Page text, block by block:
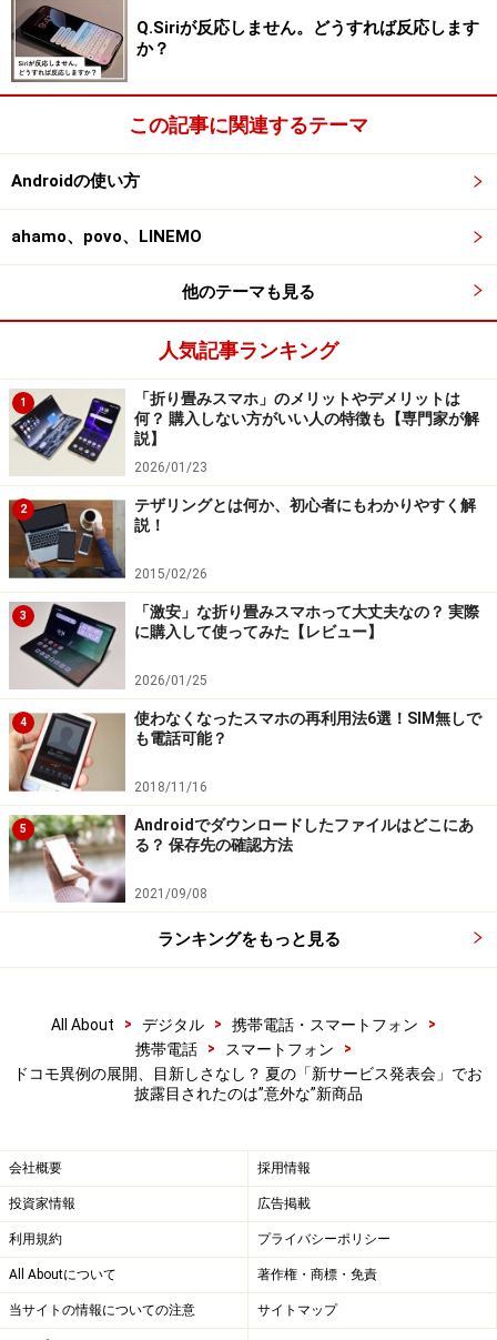
ただ、キャリアやショップとすれば、ガラケーからスマ
ホに乗り換えてくれた方が、毎月の通信料金収入を稼ぐ
ことができる。そのため、「3Gサービスが終わるとガラ
ケーが使えなくなるので、いまこそスマホに乗り換えま
しょう」というアピールをして、スマホへの乗り換えを
後押ししているのだった。
このタイミングまで、ガラケーを使い続けている人に、
スマホに乗り換えてもらうには相当、大変なことだ。そ
や旧・富士通に安価なスマホを作らせることで、ガラケ
ーユーザーにも手に取りやすいように仕向けているの
だ。
まもなく終了する3Gサービスを利用しているユーザーに
対しては2万円以上の割引も適用できる。そのため、2万
2000円程度であっても、ゼロ円で売ることも可能なの
だ。
KDDIやソフトバンクはOPPOやXiaomi、ZTEといった中
国メーカーによる安価なスマホを積極的に採用してい
る。中国メーカーは、安価でかつ高性能なこともあり、
日本でもシェアを伸ばしている。
しかし、NTTドコモの場合、NTTが中国メーカー製のス
マホを採用することに難色を示しているとされている。
そのため、ソニーや旧・富士通にできるだけ安価なスマ
ホをつくらせているようだ。
＞もう一つ注目、家庭用据え置きWi-Fiルーター「home
5G」
※記事内容は執筆時点のものです。最新の内容をご確認くださ
い。
※機種やOSのバージョンによって画面表示、操作方法が異なる可
能性があります。
2
Q.Siriが反応しません。どうすれば反応します
か？
この記事に関連するテーマ
Androidの使い方
ahamo、povo、LINEMO
他のテーマも見る
人気記事ランキング
1
「折り畳みスマホ」のメリットやデメリットは
何？ 購入しない方がいい人の特徴も【専門家が解
説】
2026/01/23
2
テザリングとは何か、初心者にもわかりやすく解
説！
2015/02/26
3
「激安」な折り畳みスマホって大丈夫なの？ 実際
に購入して使ってみた【レビュー】
2026/01/25
4
使わなくなったスマホの再利用法6選！SIM無しで
も電話可能？
2018/11/16
5
Androidでダウンロードしたファイルはどこにあ
る？ 保存先の確認方法
2021/09/08
ランキングをもっと見る
All About > デジタル > 携帯電話・スマートフォン
>
携帯電話
> スマートフォン
>
ドコモ異例の展開、目新しさなし？ 夏の「新サービス発表会」でお
披露目されたのは”意外な”新商品
会社概要 採用情報
投資家情報 広告掲載
利用規約 プライバシーポリシー
All Aboutについて 著作権・商標・免責
当サイトの情報についての注意 サイトマップ